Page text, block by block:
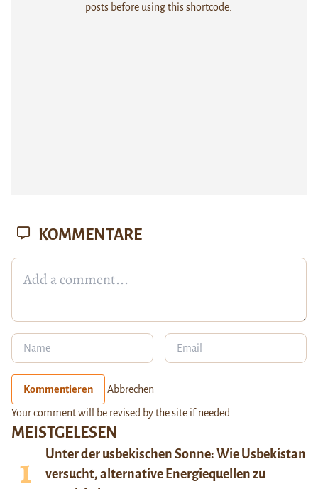
posts before using this shortcode.
MEISTGELESEN
Unter der usbekischen Sonne: Wie Usbekistan
versucht, alternative Energiequellen zu
KOMMENTARE
Kommentieren Abbrechen
Your comment will be revised by the site if needed.